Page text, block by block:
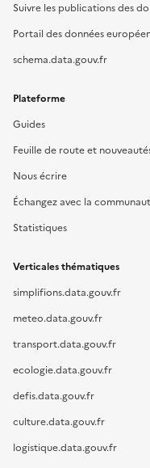
Suivre les publications des
Portail des données
schema.data.gouv.fr
Plateforme
Guides
Feuille de route et
Nous écrire
Échangez avec la
Statistiques
Verticales thématiques
simplifions.data.gouv.fr
meteo.data.gouv.fr
transport.data.gouv.fr
ecologie.data.gouv.fr
defis.data.gouv.fr
culture.data.gouv.fr
logistique.data.gouv.fr